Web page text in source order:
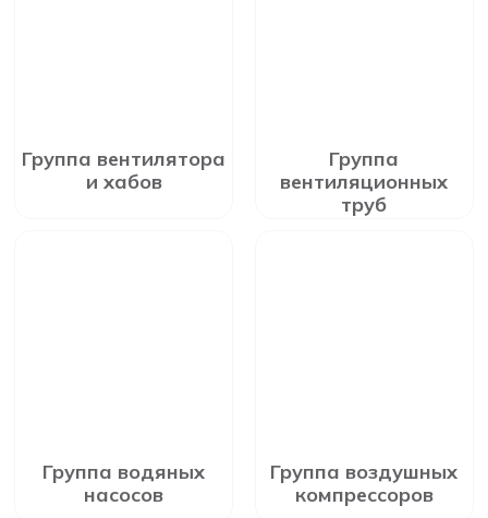
Группа вентилятора
и хабов
Группа
вентиляционных
труб
Группа водяных
насосов
Группа воздушных
компрессоров